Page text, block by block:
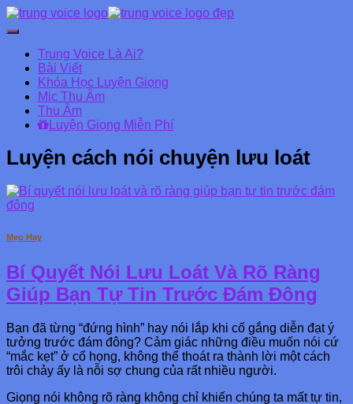
Chuyển
Danh
mục
chính
Trung Voice Là Ai?
Bài Viết
Khóa Học Luyện Giọng
Mic Thu Âm
Thu Âm
Luyện Giọng Miễn Phí
Luyện cách nói chuyện lưu loát
Mẹo Hay
Bí Quyết Nói Lưu Loát Và Rõ Ràng
Giúp Bạn Tự Tin Trước Đám Đông
Bạn đã từng “đứng hình” hay nói lắp khi cố gắng diễn đạt ý
tưởng trước đám đông? Cảm giác những điều muốn nói cứ
“mắc kẹt” ở cổ họng, không thể thoát ra thành lời một cách
trôi chảy ấy là nỗi sợ chung của rất nhiều người.
Giọng nói không rõ ràng không chỉ khiến chúng ta mất tự tin,